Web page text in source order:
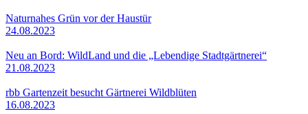
Naturnahes Grün vor der Haustür
24.08.2023
Neu an Bord: WildLand und die „Lebendige Stadtgärtnerei“
21.08.2023
rbb Gartenzeit besucht Gärtnerei Wildblüten
16.08.2023